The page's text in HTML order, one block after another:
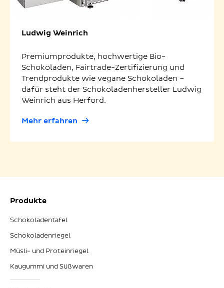
Ludwig Weinrich
Premiumprodukte, hochwertige Bio-
Schokoladen, Fairtrade-Zertifizierung und
Trendprodukte wie vegane Schokoladen –
dafür steht der Schokoladenhersteller Ludwig
Weinrich aus Herford.
Mehr erfahren
Produkte
Schokoladentafel
Schokoladenriegel
Müsli- und Proteinriegel
Kaugummi und Süßwaren